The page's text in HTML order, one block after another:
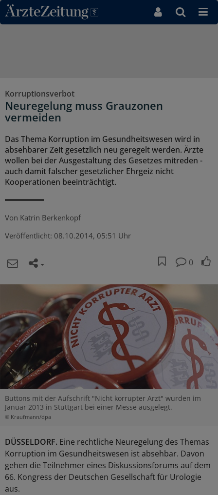
Direkt zum Inhaltsbereich
Korruptionsverbot
Neuregelung muss Grauzonen
vermeiden
Das Thema Korruption im Gesundheitswesen wird in
absehbarer Zeit gesetzlich neu geregelt werden. Ärzte
wollen bei der Ausgestaltung des Gesetzes mitreden -
auch damit falscher gesetzlicher Ehrgeiz nicht
Kooperationen beeinträchtigt.
Von Katrin Berkenkopf
Veröffentlicht: 08.10.2014, 05:51 Uhr
0
Buttons mit der Aufschrift "Nicht korrupter Arzt" wurden im
Januar 2013 in Stuttgart bei einer Messe ausgelegt.
© Kraufmann/dpa
DÜSSELDORF. Eine rechtliche Neuregelung des Themas
Korruption im Gesundheitswesen ist absehbar. Davon
gehen die Teilnehmer eines Diskussionsforums auf dem
66. Kongress der Deutschen Gesellschaft für Urologie
aus.